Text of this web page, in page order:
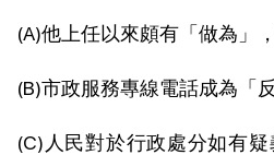
(A)他上任以來頗有「做為」
(B)市政服務專線電話成為「
(C)人民對於行政處分如有